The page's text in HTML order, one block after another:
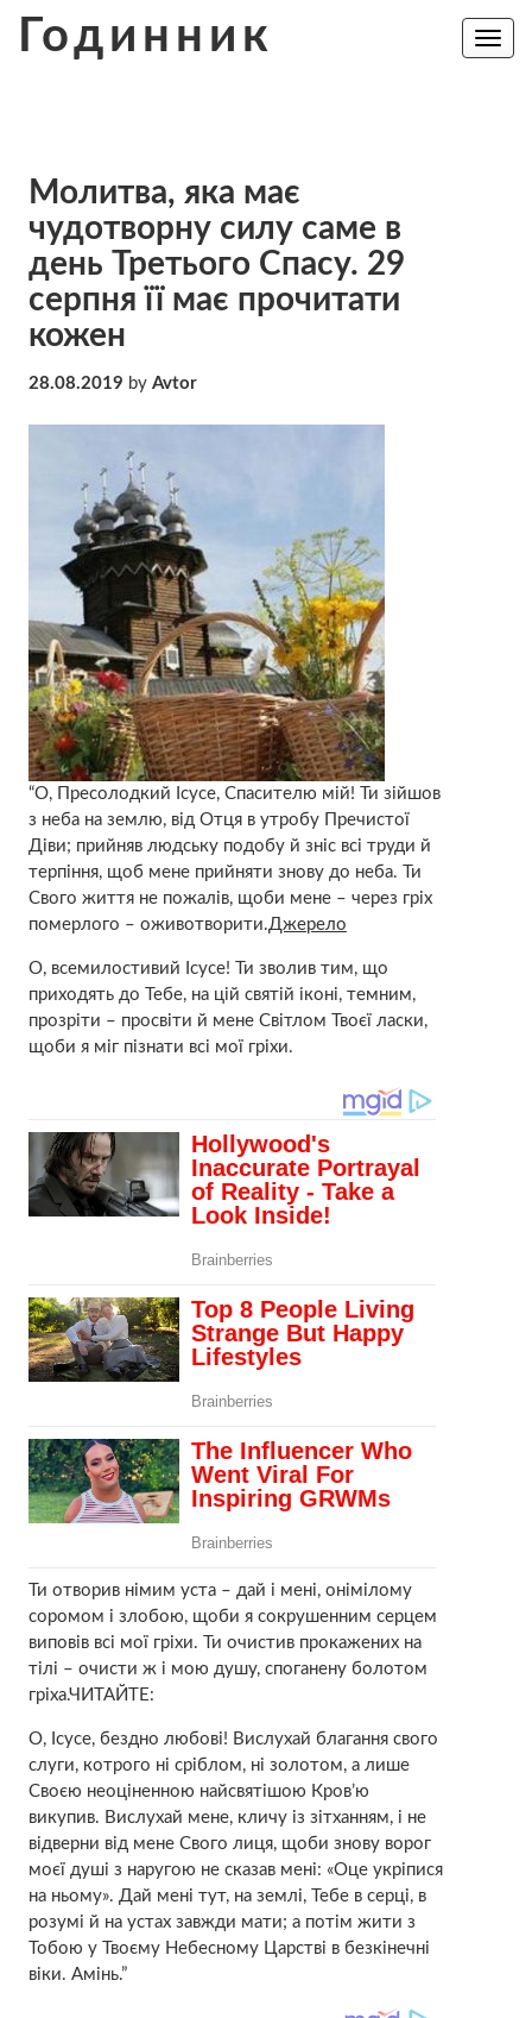
Годинник
Toggle
Молитва, яка має
чудотворну силу саме в
день Третього Спасу. 29
серпня її має прочитати
кожен
28.08.2019 by Avtor
“О, Пресолодкий Ісусе, Спасителю мій! Ти зійшов
з неба на землю, від Отця в утpoбу Пречистої
Діви; прийняв людську подобу й зніс всі труди й
терпіння, щоб мене прийняти знову до неба. Ти
Свого життя не пожалів, щоби мене – через гріх
помepлого – оживотворити.Джерело
О, всемилостивий Ісусе! Ти зволив тим, що
приходять до Тебе, на цій святій іконі, темним,
прозріти – просвіти й мене Світлом Твоєї ласки,
щоби я міг пізнати всі мої гріхи.
Ти отворив німим уста – дай і мені, онімілому
соромом і злобою, щоби я сокрушенним серцем
виповів всі мої гріхи. Ти очистив пpoкажeних на
тілі – очисти ж і мою дyшу, споганену болотом
гріха.ЧИТАЙТЕ:
О, Ісусе, бездно любові! Вислухай благання свого
слуги, котрого ні сріблом, ні золотом, а лише
Своєю неоціненною найсвятішою Кpoв’ю
викупив. Вислухай мене, кличу із зітханням, і не
відверни від мене Свого лиця, щоби знову ворог
моєї душі з наругою не сказав мені: «Оце укріпися
на ньому». Дай мені тут, на землі, Тебе в серці, в
розумі й на устах завжди мати; а потім жити з
Тобою у Твоєму Небесному Царстві в безкінечні
віки. Амінь.”